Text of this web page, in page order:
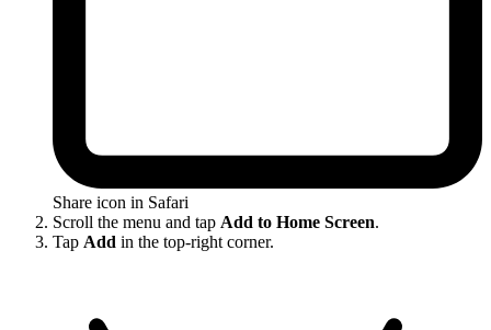
Share icon in Safari
Scroll the menu and tap Add to Home Screen.
Tap Add in the top-right corner.